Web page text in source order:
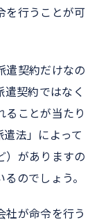
を行うことが可
遣契約だけなの
契約ではなく
ることが当たり
法」によって
）がありますの
のでしょう。
社が命令を行う